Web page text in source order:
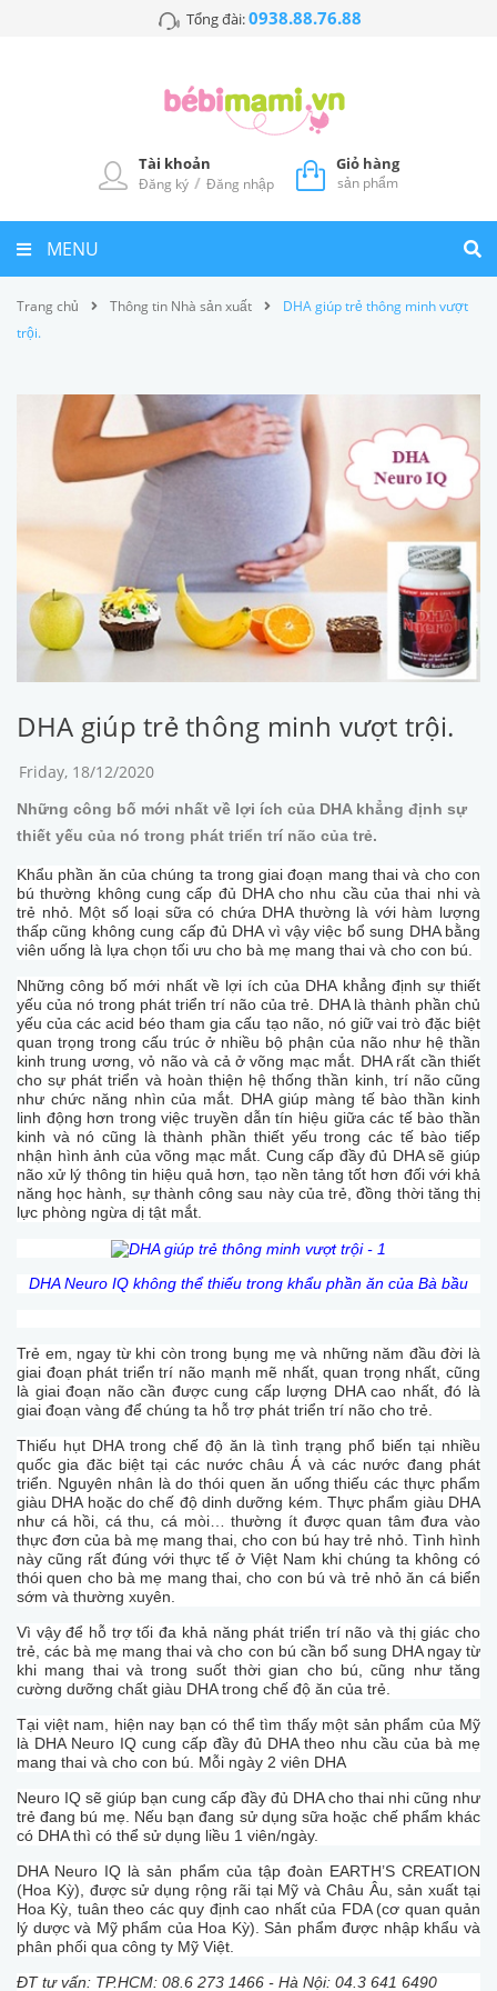
Tổng đài:0938.88.76.88
Tài khoản
Đăng ký / Đăng nhập
Giỏ hàng
sản phẩm
MENU
Trang chủ Thông tin Nhà sản xuất
DHA giúp trẻ thông minh vượt
trội.
DHA giúp trẻ thông minh vượt trội.
Friday, 18/12/2020
Những công bố mới nhất về lợi ích của DHA khẳng định sự
thiết yếu của nó trong phát triển trí não của trẻ.
Khẩu phần ăn của chúng ta trong giai đoạn mang thai và cho con
bú thường không cung cấp đủ DHA cho nhu cầu của thai nhi và
trẻ nhỏ. Một số loại sữa có chứa DHA thường là với hàm lượng
thấp cũng không cung cấp đủ DHA vì vậy việc bổ sung DHA bằng
viên uống là lựa chọn tối ưu cho bà mẹ mang thai và cho con bú.
Những công bố mới nhất về lợi ích của DHA khẳng định sự thiết
yếu của nó trong phát triển trí não của trẻ. DHA là thành phần chủ
yếu của các acid béo tham gia cấu tạo não, nó giữ vai trò đặc biệt
quan trọng trong cấu trúc ở nhiều bộ phận của não như hệ thần
kinh trung ương, vỏ não và cả ở võng mạc mắt. DHA rất cần thiết
cho sự phát triển và hoàn thiện hệ thống thần kinh, trí não cũng
như chức năng nhìn của mắt. DHA giúp màng tế bào thần kinh
linh động hơn trong việc truyền dẫn tín hiệu giữa các tế bào thần
kinh và nó cũng là thành phần thiết yếu trong các tế bào tiếp
nhận hình ảnh của võng mạc mắt. Cung cấp đầy đủ DHA sẽ giúp
não xử lý thông tin hiệu quả hơn, tạo nền tảng tốt hơn đối với khả
năng học hành, sự thành công sau này của trẻ, đồng thời tăng thị
lực phòng ngừa dị tật mắt.
DHA Neuro IQ không thể thiếu trong khẩu phần ăn của Bà bầu
Trẻ em, ngay từ khi còn trong bụng mẹ và những năm đầu đời là
giai đoạn phát triển trí não mạnh mẽ nhất, quan trọng nhất, cũng
là giai đoạn não cần được cung cấp lượng DHA cao nhất, đó là
giai đoạn vàng để chúng ta hỗ trợ phát triển trí não cho trẻ.
Thiếu hụt DHA trong chế độ ăn là tình trạng phổ biến tại nhiều
quốc gia đăc biệt tại các nước châu Á và các nước đang phát
triển. Nguyên nhân là do thói quen ăn uống thiếu các thực phẩm
giàu DHA hoặc do chế độ dinh dưỡng kém. Thực phẩm giàu DHA
như cá hồi, cá thu, cá mòi… thường ít được quan tâm đưa vào
thực đơn của bà mẹ mang thai, cho con bú hay trẻ nhỏ. Tình hình
này cũng rất đúng với thực tế ở Việt Nam khi chúng ta không có
thói quen cho bà mẹ mang thai, cho con bú và trẻ nhỏ ăn cá biển
sớm và thường xuyên.
Vì vậy để hỗ trợ tối đa khả năng phát triển trí não và thị giác cho
trẻ, các bà mẹ mang thai và cho con bú cần bổ sung DHA ngay từ
khi mang thai và trong suốt thời gian cho bú, cũng như tăng
cường dưỡng chất giàu DHA trong chế độ ăn của trẻ.
Tại việt nam, hiện nay bạn có thể tìm thấy một sản phẩm của Mỹ
là DHA Neuro IQ cung cấp đầy đủ DHA theo nhu cầu của bà mẹ
mang thai và cho con bú. Mỗi ngày 2 viên DHA
Neuro IQ sẽ giúp bạn cung cấp đầy đủ DHA cho thai nhi cũng như
trẻ đang bú mẹ. Nếu bạn đang sử dụng sữa hoặc chế phẩm khác
có DHA thì có thể sử dụng liều 1 viên/ngày.
DHA Neuro IQ là sản phẩm của tập đoàn EARTH’S CREATION
(Hoa Kỳ), được sử dụng rộng rãi tại Mỹ và Châu Âu, sản xuất tại
Hoa Kỳ, tuân theo các quy định cao nhất của FDA (cơ quan quản
lý dược và Mỹ phẩm của Hoa Kỳ). Sản phẩm được nhập khẩu và
phân phối qua công ty Mỹ Việt.
ĐT tư vấn: TP.HCM: 08.6 273 1466 - Hà Nội: 04.3 641 6490